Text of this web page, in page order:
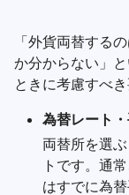
「外貨両替する
か分からない」
ときに考慮すべ
為替レート
両替所を選
トです。通
はすでに為